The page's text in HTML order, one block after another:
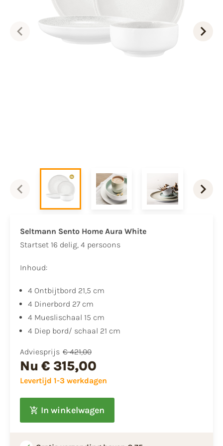
Seltmann Sento Home Aura White
​Startset 16 delig, 4 persoons
Inhoud:​
4 Ontbijtbord 21,5 cm
4 Dinerbord 27 cm
4 Mueslischaal 15 cm
4 Diep bord/ schaal 21 cm
Adviesprijs € 421,00
Nu € 315,00
Levertijd 1-3 werkdagen
In winkelwagen